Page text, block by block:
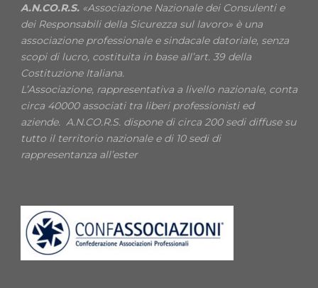
A.N.CO.R.S. «Associazione Nazionale dei Consulenti e
dei Responsabili della Sicurezza sul lavoro» è una
associazione professionale e sindacale datoriale, senza
scopi di lucro, costituita in base all’art. 39 della
Costituzione Italiana.
L’Associazione, rappresentativa a livello nazionale, conta
circa 40000 associati tra liberi professionisti ed
aziende. A.N.CO.R.S. dispone di circa 200 sedi diffuse su
tutto il territorio nazionale e di 10 sedi di
rappresentanza all’ester